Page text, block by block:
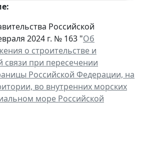
Российской
2024 г. № 163 "Об
о строительстве и
связи при пересечении
Российской Федерации, на
во внутренних морских
море Российской